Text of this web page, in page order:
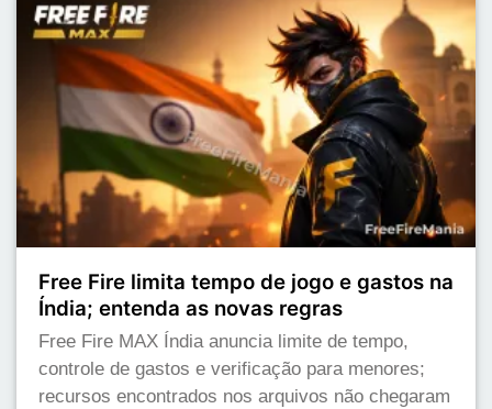
Free Fire limita tempo de jogo e gastos na
Índia; entenda as novas regras
Free Fire MAX Índia anuncia limite de tempo,
controle de gastos e verificação para menores;
recursos encontrados nos arquivos não chegaram